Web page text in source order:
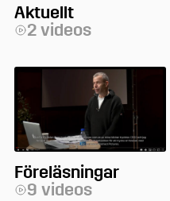
Aktuellt
2 videos
Föreläsningar
9 videos